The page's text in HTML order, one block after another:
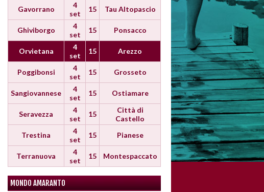
Gavorrano
4
set
15 Tau Altopascio
Ghiviborgo
4
set
15 Ponsacco
Orvietana
4
set
15 Arezzo
Poggibonsi
4
set
15 Grosseto
Sangiovannese
4
set
15 Ostiamare
Seravezza
4
set
15
Città di
Castello
Trestina
4
set
15 Pianese
Terranuova
4
set
15 Montespaccato
MONDO AMARANTO